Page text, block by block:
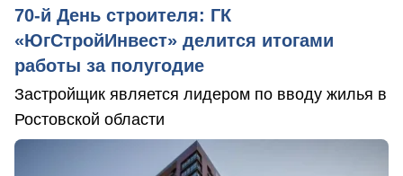
70-й День строителя: ГК
«ЮгСтройИнвест» делится итогами
работы за полугодие
Застройщик является лидером по вводу жилья в
Ростовской области